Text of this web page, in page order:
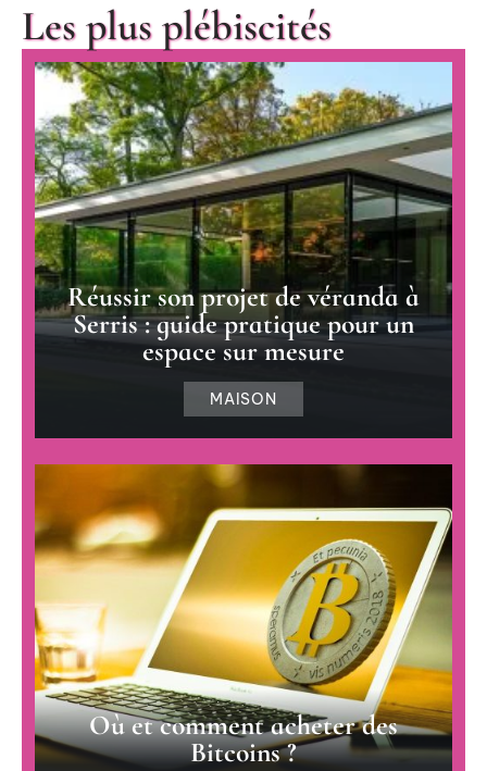
Les plus plébiscités
Réussir son projet de véranda à
Serris : guide pratique pour un
espace sur mesure
MAISON
Où et comment acheter des
Bitcoins ?